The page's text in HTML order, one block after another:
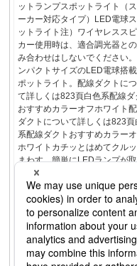
ットランプスポットライト（
ーカー対応タイプ）LED電球
ットライト注）ワイヤレスス
カー使用時は、適合調光器と
み合わせはしないでください
ンパクトサイズのLED電球搭
ポットライト。配線ダクトに
て詳しくは823頁白色系配線ダ
おすすめカラーオフホワイト
ダクトについて詳しくは823頁
系配線ダクトおすすめカラー
ホワイトカチッとはめてクルッ
まわす。簡単にLEDランプが
替えできる「LEDフラットラン
プ」スポットライト。
84φ85120360°92°重0.3kg重
0.4kg92°360°1515φ7552注）
電球（調光器対応タイプ）を
する場合は、「LEDランプ総
タログ」の「使用上のご注意
ご確認ください。NEW2026年